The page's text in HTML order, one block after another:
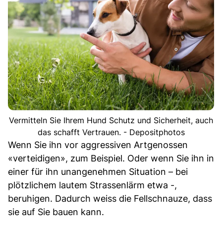
Vermitteln Sie Ihrem Hund Schutz und Sicherheit, auch
das schafft Vertrauen. - Depositphotos
Wenn Sie ihn vor aggressiven Artgenossen
«verteidigen», zum Beispiel. Oder wenn Sie ihn in
einer für ihn unangenehmen Situation – bei
plötzlichem lautem Strassenlärm etwa -,
beruhigen. Dadurch weiss die Fellschnauze, dass
sie auf Sie bauen kann.